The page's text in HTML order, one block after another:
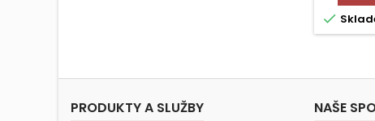

PRODUKTY A SLUŽBY NAŠE